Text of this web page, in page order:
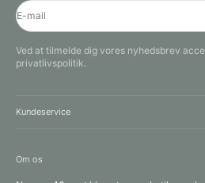
E-mail
Ved at tilmelde dig vores nyhedsbrev
privatlivspolitik.
Kundeservice
Om os